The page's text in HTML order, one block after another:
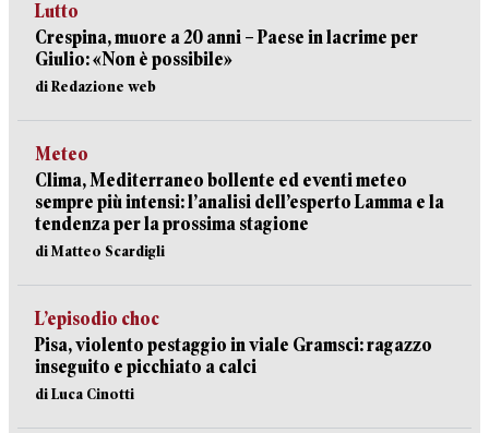
Lutto
Crespina, muore a 20 anni – Paese in lacrime per
Giulio: «Non è possibile»
di Redazione web
Meteo
Clima, Mediterraneo bollente ed eventi meteo
sempre più intensi: l’analisi dell’esperto Lamma e la
tendenza per la prossima stagione
di Matteo Scardigli
L’episodio choc
Pisa, violento pestaggio in viale Gramsci: ragazzo
inseguito e picchiato a calci
di Luca Cinotti